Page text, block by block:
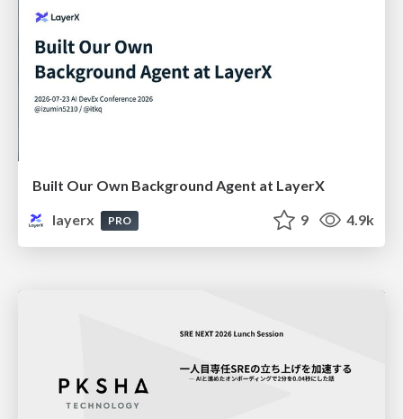
Built Our Own Background Agent at LayerX
layerx
PRO 9 4.9k